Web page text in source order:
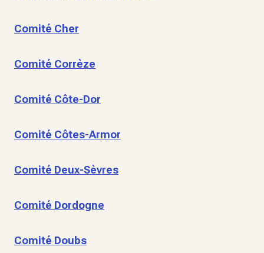
Comité Cher
Comité Corrèze
Comité Côte-Dor
Comité Côtes-Armor
Comité Deux-Sèvres
Comité Dordogne
Comité Doubs